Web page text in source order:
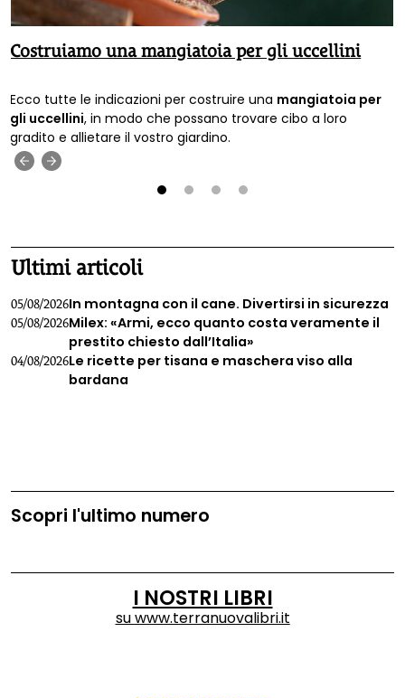
Costruiamo una mangiatoia per gli uccellini
Ecco tutte le indicazioni per costruire una mangiatoia per
gli uccellini, in modo che possano trovare cibo a loro
gradito e allietare il vostro giardino.
Ultimi articoli
05/08/2026In montagna con il cane. Divertirsi in sicurezza
05/08/2026Milex: «Armi, ecco quanto costa veramente il
prestito chiesto dall’Italia»
04/08/2026Le ricette per tisana e maschera viso alla
bardana
Scopri l'ultimo numero
I NOSTRI LIBRI
suwww.terranuovalibri.it